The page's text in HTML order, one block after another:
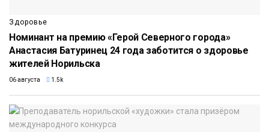
Здоровье
Номинант на премию «Герой Северного города»
Анастасия Батуринец 24 года заботится о здоровье
жителей Норильска
06 августа 1.5k